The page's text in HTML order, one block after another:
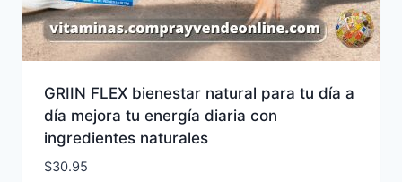
GRIIN FLEX bienestar natural para tu día a
día mejora tu energía diaria con
ingredientes naturales
$30.95